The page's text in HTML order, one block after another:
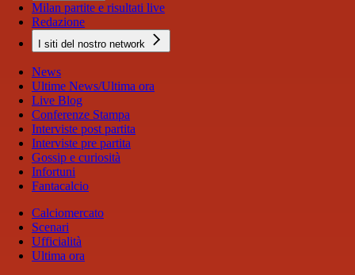
Milan partite e risultati live
Redazione
I siti del nostro network
News
Ultime News/Ultima ora
Live Blog
Conferenze Stampa
Interviste post partita
Interviste pre partita
Gossip e curiosità
Infortuni
Fantacalcio
Calciomercato
Scenari
Ufficialità
Ultima ora